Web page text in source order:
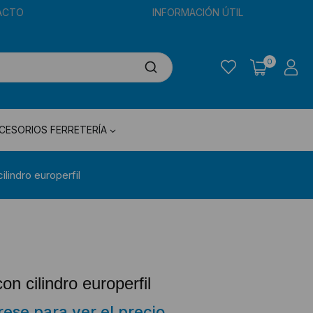
INFORMACIÓN ÚTIL
0
FERRETERÍA
europerfil
cilindro europerfil